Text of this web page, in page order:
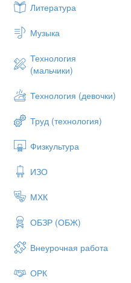
Литература
Музыка
Технология
(мальчики)
Технология (девочки)
Труд (технология)
Физкультура
ИЗО
МХК
ОБЗР (ОБЖ)
Внеурочная работа
ОРК